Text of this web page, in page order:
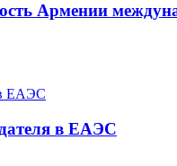
Армении
в ЕАЭС